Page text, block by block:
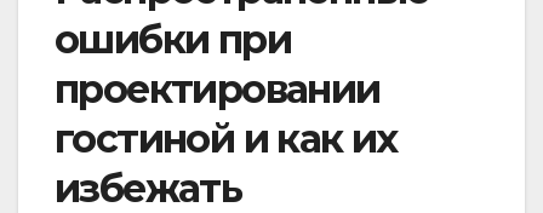
ошибки при
проектировании
гостиной и как их
избежать